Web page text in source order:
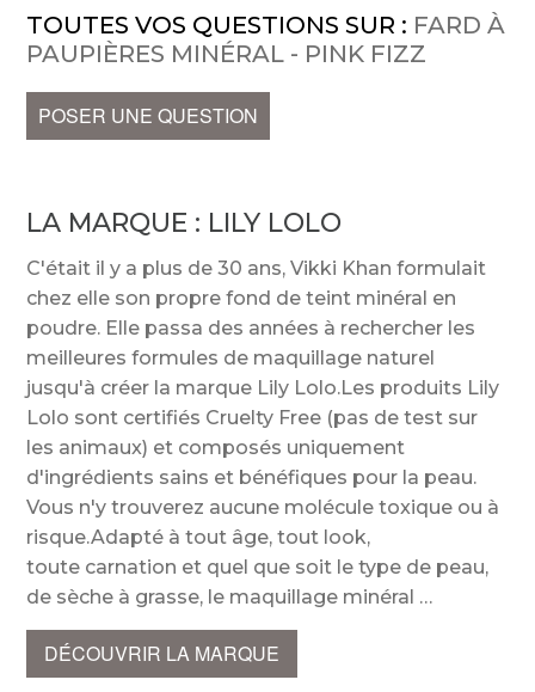
TOUTES VOS QUESTIONS SUR : FARD À
PAUPIÈRES MINÉRAL - PINK FIZZ
POSER UNE QUESTION
LA MARQUE : LILY LOLO
C'était il y a plus de 30 ans, Vikki Khan formulait
chez elle son propre fond de teint minéral en
poudre. Elle passa des années à rechercher les
meilleures formules de maquillage naturel
jusqu'à créer la marque Lily Lolo.Les produits Lily
Lolo sont certifiés Cruelty Free (pas de test sur
les animaux) et composés uniquement
d'ingrédients sains et bénéfiques pour la peau.
Vous n'y trouverez aucune molécule toxique ou à
risque.Adapté à tout âge, tout look,
toute carnation et quel que soit le type de peau,
de sèche à grasse, le maquillage minéral
DÉCOUVRIR LA MARQUE